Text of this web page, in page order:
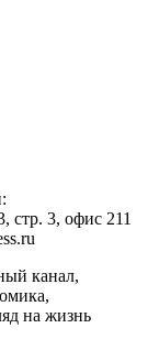
стр. 3, офис 211
канал,
на жизнь